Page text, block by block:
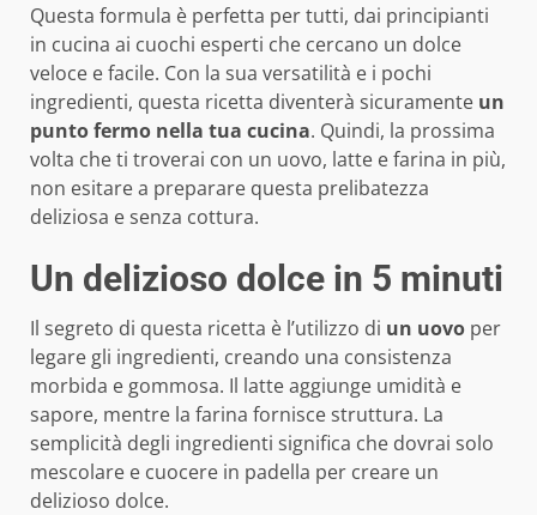
Questa formula è perfetta per tutti, dai principianti
in cucina ai cuochi esperti che cercano un dolce
veloce e facile. Con la sua versatilità e i pochi
ingredienti, questa ricetta diventerà sicuramente un
punto fermo nella tua cucina. Quindi, la prossima
volta che ti troverai con un uovo, latte e farina in più,
non esitare a preparare questa prelibatezza
deliziosa e senza cottura.
Un delizioso dolce in 5 minuti
Il segreto di questa ricetta è l’utilizzo di un uovo per
legare gli ingredienti, creando una consistenza
morbida e gommosa. Il latte aggiunge umidità e
sapore, mentre la farina fornisce struttura. La
semplicità degli ingredienti significa che dovrai solo
mescolare e cuocere in padella per creare un
delizioso dolce.